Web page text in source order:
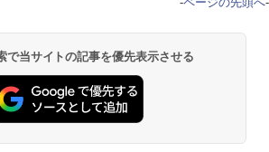
で当サイトの記事を優先表示させる